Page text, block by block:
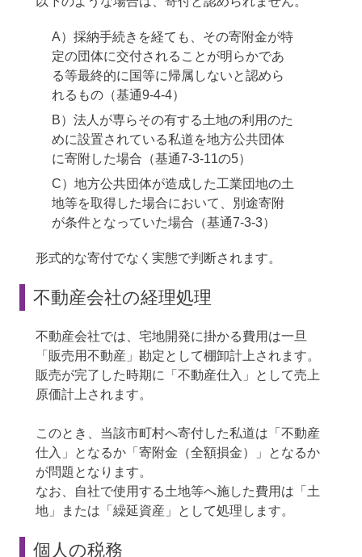
A）採納手続きを経ても、その寄附金が特
定の団体に交付されることが明らかであ
る等最終的に国等に帰属しないと認めら
れるもの（基通9-4-4）
B）法人が専らその有する土地の利用のた
めに設置されている私道を地方公共団体
に寄附した場合（基通7-3-11の5）
C）地方公共団体が造成した工業団地の土
地等を取得した場合において、別途寄附
が条件となっていた場合（基通7-3-3）
形式的な寄付でなく実態で判断されます。
不動産会社の経理処理
不動産会社では、宅地開発に掛かる費用は一旦
「販売用不動産」勘定として棚卸計上されます。
販売が完了した時期に「不動産仕入」として売上
原価計上されます。
このとき、当該市町村へ寄付した私道は「不動産
仕入」となるか「寄附金（全額損金）」となるか
が問題となります。
なお、自社で使用する土地等へ施した費用は「土
地」または「繰延資産」として処理します。
個人の税務